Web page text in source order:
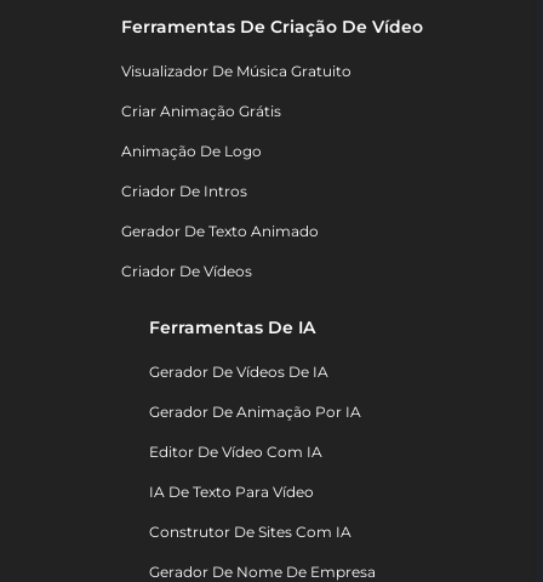
Ferramentas De Criação De Vídeo
Visualizador De Música Gratuito
Criar Animação Grátis
Animação De Logo
Criador De Intros
Gerador De Texto Animado
Criador De Vídeos
Ferramentas De IA
Gerador De Vídeos De IA
Gerador De Animação Por IA
Editor De Vídeo Com IA
IA De Texto Para Vídeo
Construtor De Sites Com IA
Gerador De Nome De Empresa